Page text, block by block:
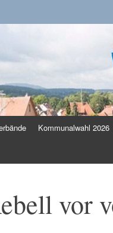
Kommunalwahl 2026
vor